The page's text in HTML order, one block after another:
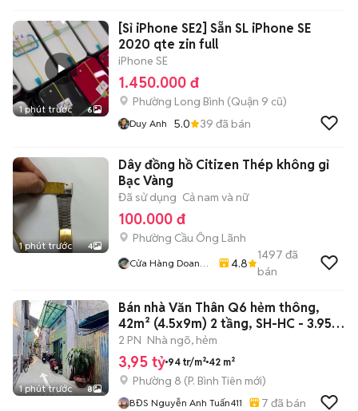
1 phút trước 6
[Sỉ iPhone SE2] Sẵn SL iPhone SE
2020 qte zin full
iPhone SE
1.450.000 đ
Phường Long Bình (Quận 9 cũ)
Duy Anh 5.0 39 đã bán
1 phút trước 4
Dây đồng hồ Citizen Thép không gỉ
Bạc Vàng
Đã sử dụng Cả nam và nữ
100.000 đ
Phường Cầu Ông Lãnh
Cửa Hàng Doan
4.8
1497 đã
bán
1 phút trước 8
Bán nhà Văn Thân Q6 hẻm thông,
42m² (4.5x9m) 2 tầng, SH-HC - 3.95
tỷ
2 PN Nhà ngõ, hẻm
3,95 tỷ 94 tr/m² 42 m²
Phường 8 (P. Bình Tiên mới)
BĐS Nguyễn Anh Tuấn411 7 đã bán